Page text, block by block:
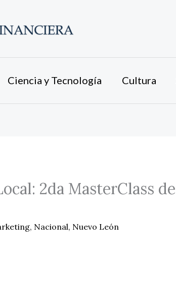
Ciencia y Tecnología Cultura
2da MasterClass de
, Nacional, Nuevo León